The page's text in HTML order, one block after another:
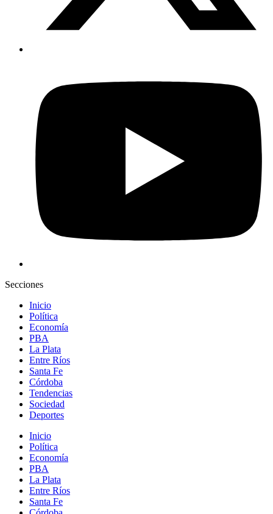
Secciones
Inicio
Política
Economía
PBA
La Plata
Entre Ríos
Santa Fe
Córdoba
Tendencias
Sociedad
Deportes
Inicio
Política
Economía
PBA
La Plata
Entre Ríos
Santa Fe